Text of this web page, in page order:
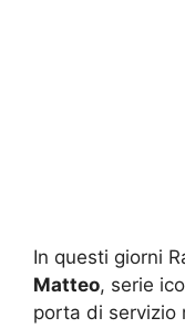
In questi giorni
Matteo, serie
porta di servizio